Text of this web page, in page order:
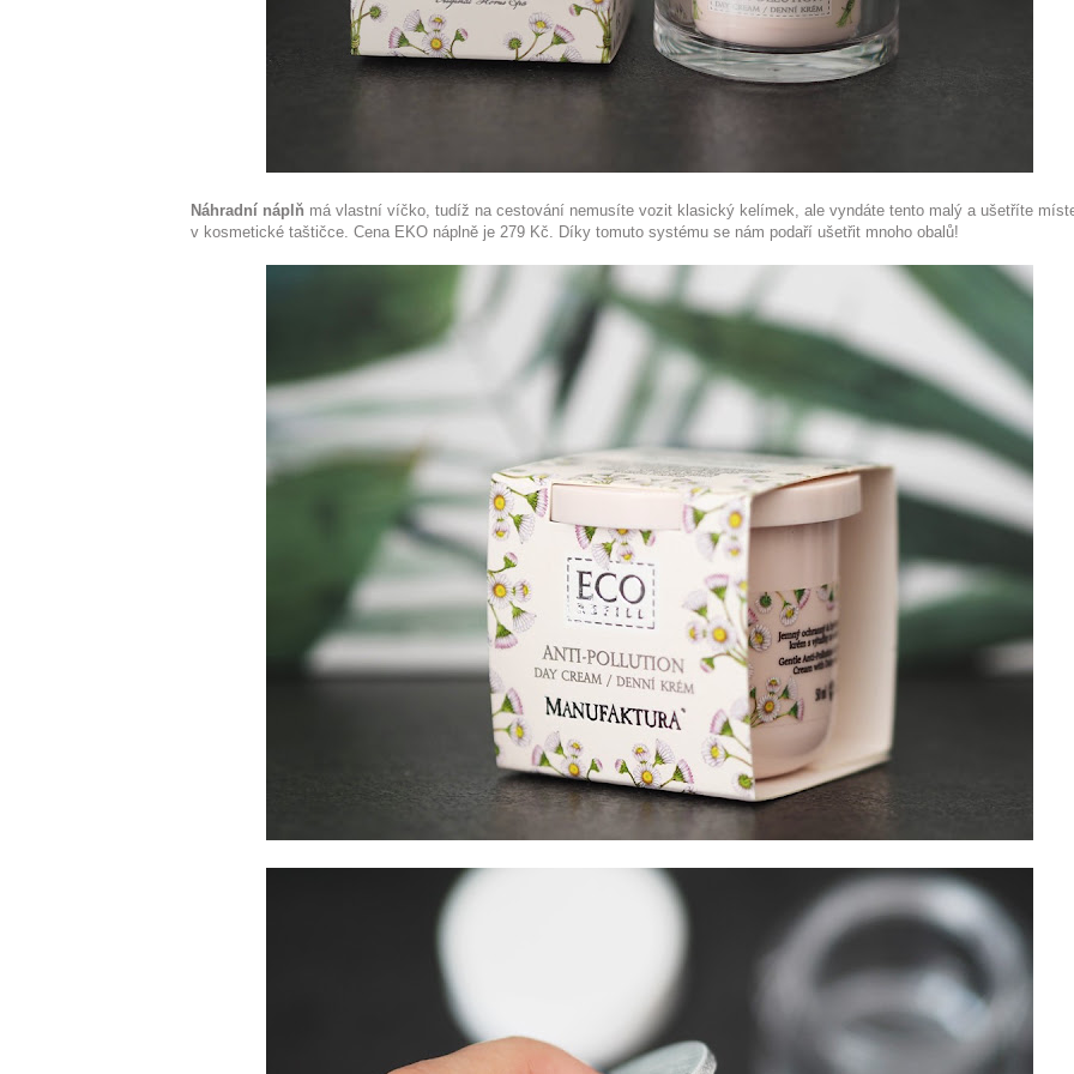
Náhradní náplň má vlastní víčko, tudíž na cestování nemusíte vozit klasický kelímek, ale vyndáte tento malý a ušetříte
v kosmetické taštičce. Cena EKO náplně je 279 Kč. Díky tomuto systému se nám podaří ušetřit mnoho obalů!